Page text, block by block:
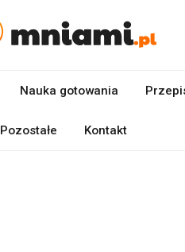
Nauka gotowania
Pozostałe Kontakt